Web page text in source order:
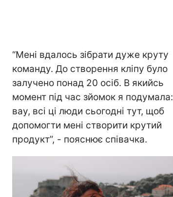
“Мені вдалось зібрати дуже круту
команду. До створення кліпу було
залучено понад 20 осіб. В якийсь
момент під час зйомок я подумала:
вау, всі ці люди сьогодні тут, щоб
допомогти мені створити крутий
продукт”, - пояснює співачка.